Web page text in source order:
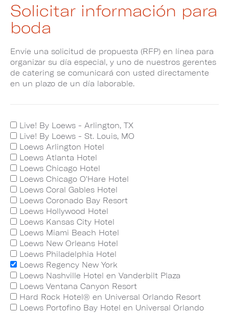
Solicitar información para
boda
Envíe una solicitud de propuesta (RFP) en línea para
organizar su día especial, y uno de nuestros gerentes
de catering se comunicará con usted directamente
en un plazo de un día laborable.
Live! By Loews - Arlington, TX
Live! By Loews - St. Louis, MO
Loews Arlington Hotel
Loews Atlanta Hotel
Loews Chicago Hotel
Loews Chicago O'Hare Hotel
Loews Coral Gables Hotel
Loews Coronado Bay Resort
Loews Hollywood Hotel
Loews Kansas City Hotel
Loews Miami Beach Hotel
Loews New Orleans Hotel
Loews Philadelphia Hotel
Loews Regency New York
Loews Nashville Hotel en Vanderbilt Plaza
Loews Ventana Canyon Resort
Hard Rock Hotel® en Universal Orlando Resort
Loews Portofino Bay Hotel en Universal Orlando